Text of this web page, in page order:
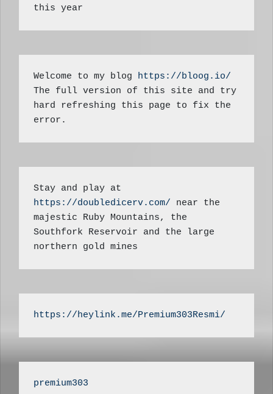
this year
Welcome to my blog
The full version of this site and try
hard refreshing this page to fix the
error.
https://doubledicerv.com/ near the
majestic Ruby Mountains, the
Southfork Reservoir and the large
northern gold mines
https://heylink.me/Premium303Resmi/
premium303